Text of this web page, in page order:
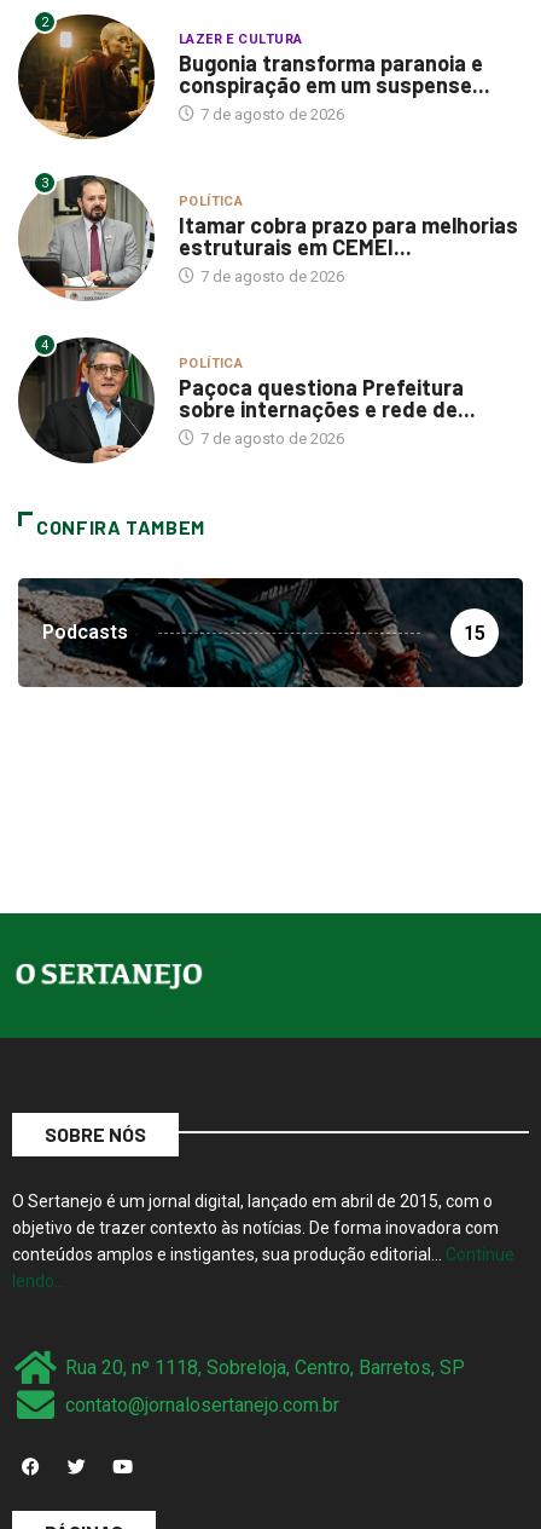
2
LAZER E CULTURA
Bugonia transforma paranoia e
conspiração em um suspense...
7 de agosto de 2026
3
POLÍTICA
Itamar cobra prazo para melhorias
estruturais em CEMEI...
7 de agosto de 2026
4
POLÍTICA
Paçoca questiona Prefeitura
sobre internações e rede de...
7 de agosto de 2026
CONFIRA TAMBEM
Podcasts 15
SOBRE NÓS
O Sertanejo é um jornal digital, lançado em abril de 2015, com o
objetivo de trazer contexto às notícias. De forma inovadora com
conteúdos amplos e instigantes, sua produção editorial… Continue
lendo…
Rua 20, nº 1118, Sobreloja, Centro, Barretos, SP
contato@jornalosertanejo.com.br